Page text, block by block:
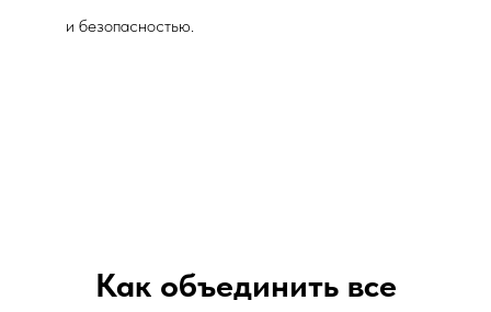
и безопасностью.
Как объединить все